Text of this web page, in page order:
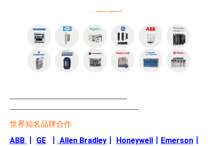
—————————————————-
———————————————————
世界知名品牌合作
ABB GE Allen Bradley Honeywell Emerson